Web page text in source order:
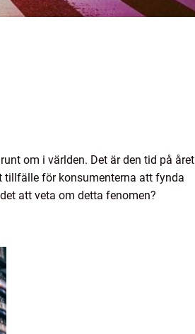
om i världen. Det är den tid på året
tillfälle för konsumenterna att fynda
att veta om detta fenomen?